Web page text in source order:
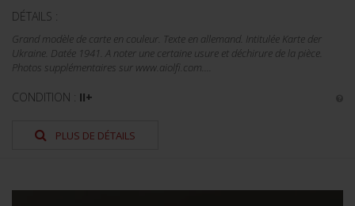
DÉTAILS :
Grand modèle de carte en couleur. Texte en allemand. Intitulée Karte der
Ukraine. Datée 1941. A noter une certaine usure et déchirure de la pièce.
Photos supplémentaires sur www.aiolfi.com....
CONDITION : II+
PLUS DE DÉTAILS